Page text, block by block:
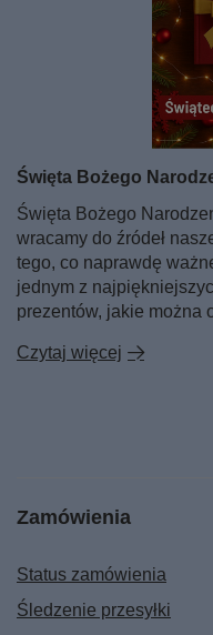
Święta Bożego
Święta Bożego
wracamy do źródeł
tego, co naprawdę
jednym z
prezentów, jakie można
Czytaj więcej
Zamówienia
Status zamówienia
Śledzenie przesyłki